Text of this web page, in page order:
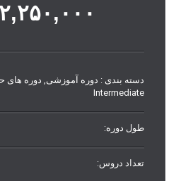
۲,۲۵۰,۰۰۰
دسته بندی : دوره آموزشی, دوره های
Intermediate
طول دوره:
تعداد دروس: